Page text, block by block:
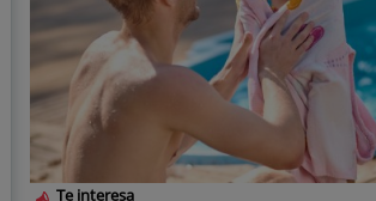
Te interesa